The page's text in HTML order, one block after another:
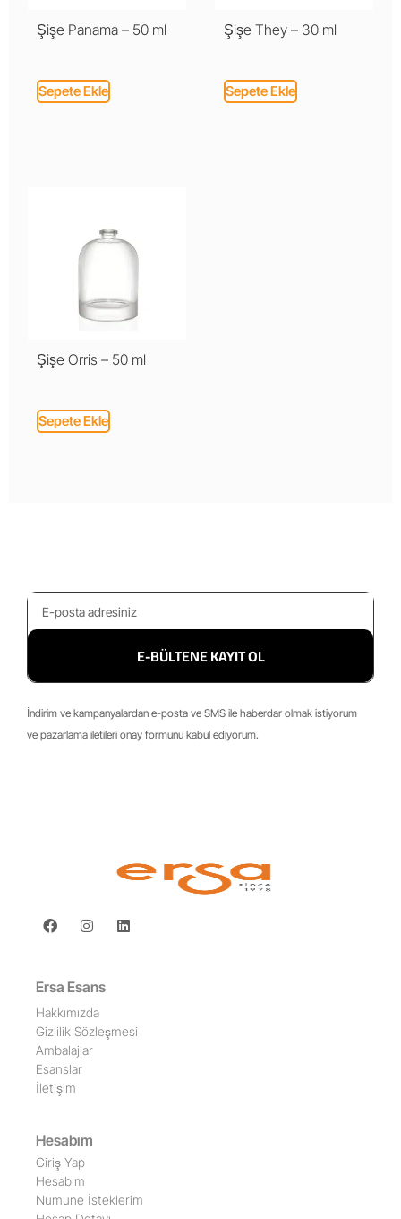
Şişe Panama – 50 ml
Sepete Ekle
Şişe They – 30 ml
Sepete Ekle
Şişe Orris – 50 ml
Sepete Ekle
E-BÜLTENE KAYIT OL
İndirim ve kampanyalardan e-posta ve SMS ile haberdar olmak istiyorum
ve pazarlama iletileri onay formunu kabul ediyorum.
Ersa Esans
Hakkımızda
Gizlilik Sözleşmesi
Ambalajlar
Esanslar
İletişim
Hesabım
Giriş Yap
Hesabım
Numune İsteklerim